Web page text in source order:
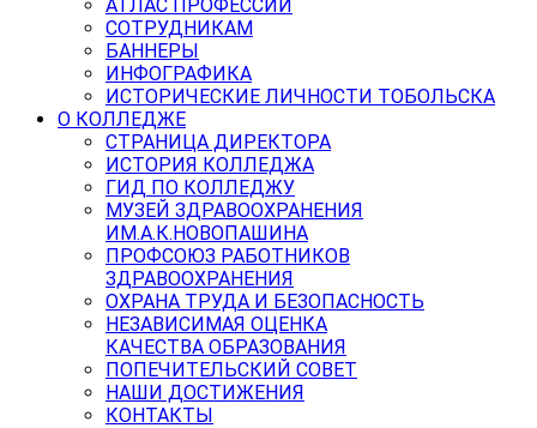
АТЛАС ПРОФЕССИЙ
СОТРУДНИКАМ
БАННЕРЫ
ИНФОГРАФИКА
ИСТОРИЧЕСКИЕ ЛИЧНОСТИ ТОБОЛЬСКА
О КОЛЛЕДЖЕ
СТРАНИЦА ДИРЕКТОРА
ИСТОРИЯ КОЛЛЕДЖА
ГИД ПО КОЛЛЕДЖУ
МУЗЕЙ ЗДРАВООХРАНЕНИЯ
ИМ.А.К.НОВОПАШИНА
ПРОФСОЮЗ РАБОТНИКОВ
ЗДРАВООХРАНЕНИЯ
ОХРАНА ТРУДА И БЕЗОПАСНОСТЬ
НЕЗАВИСИМАЯ ОЦЕНКА
КАЧЕСТВА ОБРАЗОВАНИЯ
ПОПЕЧИТЕЛЬСКИЙ СОВЕТ
НАШИ ДОСТИЖЕНИЯ
КОНТАКТЫ